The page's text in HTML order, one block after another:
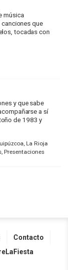
música
que
tocadas con
y que sabe
a sí
de 1983 y
La Rioja
Presentaciones
Contacto